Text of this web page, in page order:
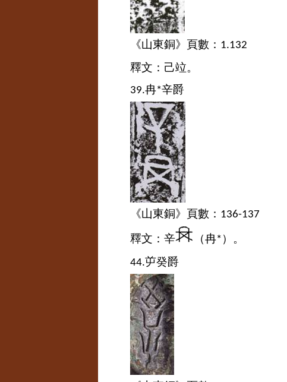
《山東銅》頁數： 1.132
釋文：己竝。
39.冉*辛爵
《山東銅》頁數： 136-137
釋文：辛 （冉* ）。
44.屰癸爵